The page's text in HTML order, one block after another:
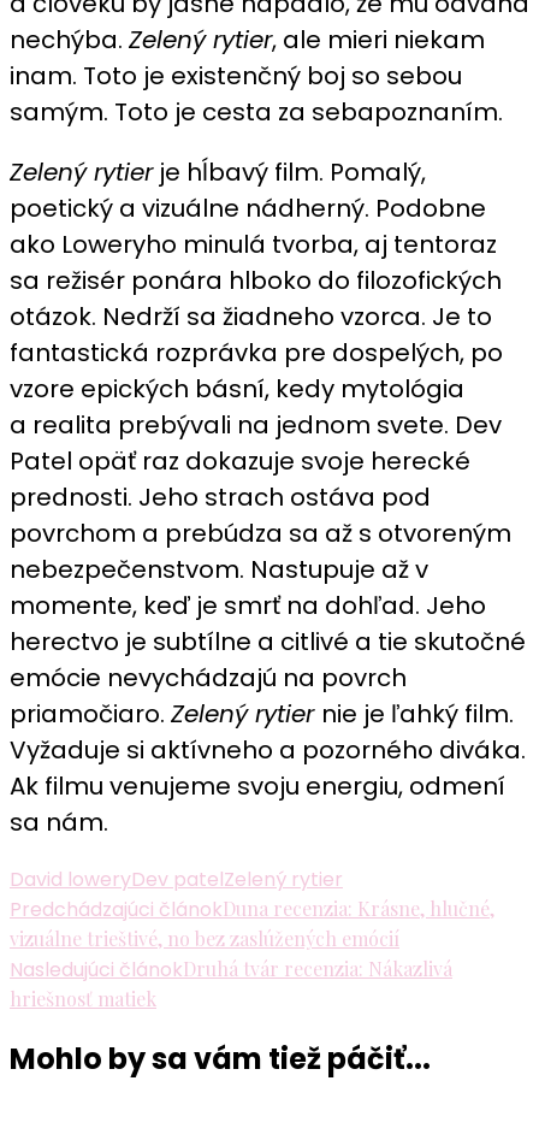
nechýba. Zelený rytier, ale mieri niekam
inam. Toto je existenčný boj so sebou
samým. Toto je cesta za sebapoznaním.
Zelený rytierje hĺbavý film. Pomalý,
poetický a vizuálne nádherný. Podobne
ako Loweryho minulá tvorba, aj tentoraz
sa režisér ponára hlboko do filozofických
otázok. Nedrží sa žiadneho vzorca. Je to
fantastická rozprávka pre dospelých, po
vzore epických básní, kedy mytológia
a realita prebývali na jednom svete. Dev
Patel opäť raz dokazuje svoje herecké
prednosti. Jeho strach ostáva pod
povrchom a prebúdza sa až s otvoreným
nebezpečenstvom. Nastupuje až v
momente, keď je smrť na dohľad. Jeho
herectvo je subtílne a citlivé a tie skutočné
emócie nevychádzajú na povrch
priamočiaro. Zelený rytier nie je ľahký film.
Vyžaduje si aktívneho a pozorného diváka.
Ak filmu venujeme svoju energiu, odmení
sa nám.
David loweryDev patelZelený rytier
Navigácia
v
článku
Predchádzajúci článokDuna recenzia: Krásne, hlučné,
vizuálne trieštivé, no bez zaslúžených emócií
Nasledujúci článokDruhá tvár recenzia: Nákazlivá
hriešnosť matiek
Mohlo by sa vám tiež páčiť...